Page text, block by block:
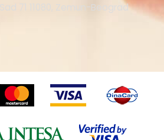
71 11080, Zemun-Beograd